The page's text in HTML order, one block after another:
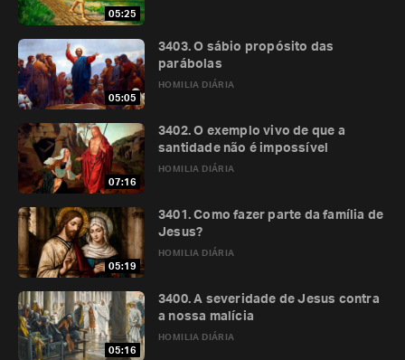
05:25
05:05
HOMILIA DIÁRIA
3403. O sábio propósito das
parábolas
07:16
HOMILIA DIÁRIA
3402. O exemplo vivo de que a
santidade não é impossível
05:19
HOMILIA DIÁRIA
3401. Como fazer parte da família de
Jesus?
05:16
HOMILIA DIÁRIA
3400. A severidade de Jesus contra
a nossa malícia